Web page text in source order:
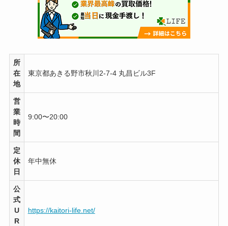
所
在
地
東京都あきる野市秋川2-7-4 丸昌ビル3F
営
業
時
間
9:00〜20:00
定
休
日
年中無休
公
式
U
R
https://kaitori-life.net/